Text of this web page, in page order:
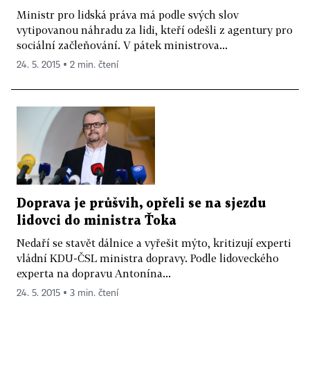
Ministr pro lidská práva má podle svých slov
vytipovanou náhradu za lidi, kteří odešli z agentury pro
sociální začleňování. V pátek ministrova...
24. 5. 2015 ▪ 2 min. čtení
Doprava je průšvih, opřeli se na sjezdu
lidovci do ministra Ťoka
Nedaří se stavět dálnice a vyřešit mýto, kritizují experti
vládní KDU-ČSL ministra dopravy. Podle lidoveckého
experta na dopravu Antonína...
24. 5. 2015 ▪ 3 min. čtení